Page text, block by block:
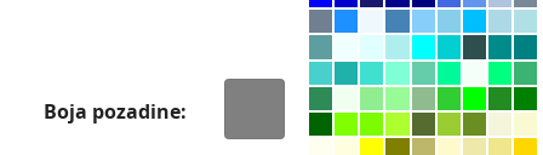
Boja pozadine